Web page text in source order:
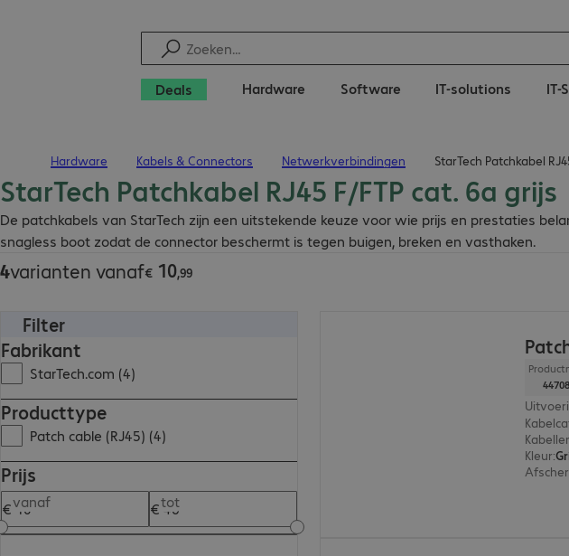
Deals Hardware Software IT-solutions IT-
Hardware Kabels & Connectors Netwerkverbindingen StarTech Patchkabel
StarTech Patchkabel RJ45 F/FTP cat. 6a grijs
De patchkabels van StarTech zijn een uitstekende keuze voor wie prijs en prestaties
snagless boot zodat de connector beschermt is tegen buigen, breken en vasthaken.
4varianten vanaf€ 10,99
€ 10,99
Filter
Fabrikant
StarTech.com (4)
Producttype
Patch cable (RJ45) (4)
Prijs
vanaf tot
Kleur: